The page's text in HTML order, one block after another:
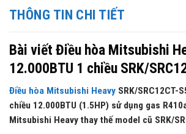
THÔNG TIN CHI TIẾT
Bài viết Điều hòa Mitsubishi
12.000BTU 1 chiều SRK/
Điều hòa Mitsubishi Heavy SRK/SRC12CT-
chiều 12.000BTU (1.5HP) sử dụng gas
Mitsubishi Heavy thay thế model cũ SRK/